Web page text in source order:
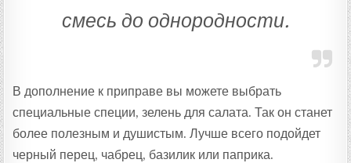
смесь до однородности.
В дополнение к приправе вы можете выбрать
специальные специи, зелень для салата. Так он станет
более полезным и душистым. Лучше всего подойдет
черный перец, чабрец, базилик или паприка.